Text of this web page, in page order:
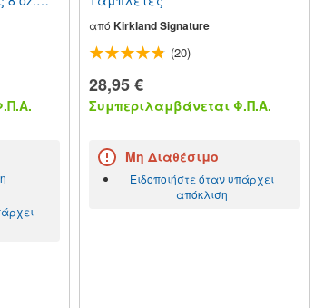
από Kirkland Signature
(20)
28,95 €
Συμπεριλαμβάνεται Φ.Π.Α.
Μη Διαθέσιμο
Ειδοποιήστε όταν υπάρχει
απόκλιση